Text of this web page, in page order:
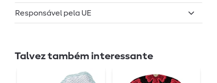
Responsável pela UE
Talvez também interessante